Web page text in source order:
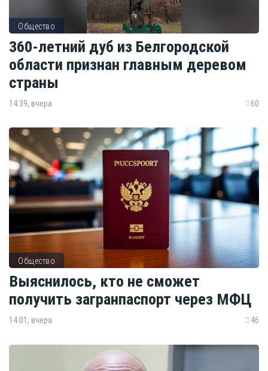
Общество
360-летний дуб из Белгородской
области признан главным деревом
страны
14:39, вчера 60
Общество
Выяснилось, кто не сможет
получить загранпаспорт через МФЦ
14:01, вчера 46